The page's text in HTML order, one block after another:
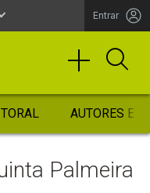
Entrar
AUTORES
Palmeira